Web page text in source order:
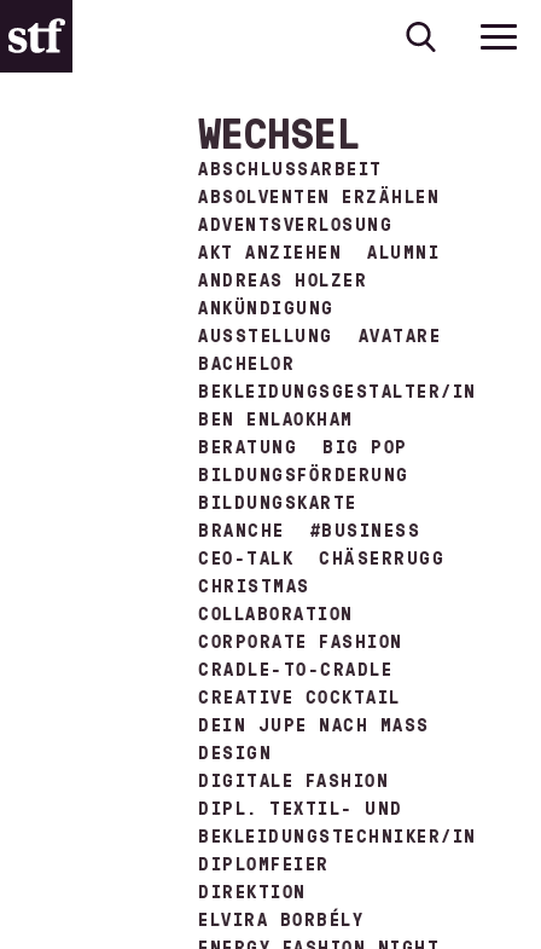
WECHSEL
ABSCHLUSSARBEIT
ABSOLVENTEN ERZÄHLEN
ADVENTSVERLOSUNG
AKT ANZIEHEN
ALUMNI
ANDREAS HOLZER
ANKÜNDIGUNG
AUSSTELLUNG
AVATARE
BACHELOR
BEKLEIDUNGSGESTALTER/IN
BEN ENLAOKHAM
BERATUNG
BIG POP
BILDUNGSFÖRDERUNG
BILDUNGSKARTE
BRANCHE
#BUSINESS
CEO-TALK
CHÄSERRUGG
CHRISTMAS
COLLABORATION
CORPORATE FASHION
CRADLE-TO-CRADLE
CREATIVE COCKTAIL
DEIN JUPE NACH MASS
DESIGN
DIGITALE FASHION
DIPL. TEXTIL- UND
BEKLEIDUNGSTECHNIKER/IN
DIPLOMFEIER
DIREKTION
ELVIRA BORBÉLY